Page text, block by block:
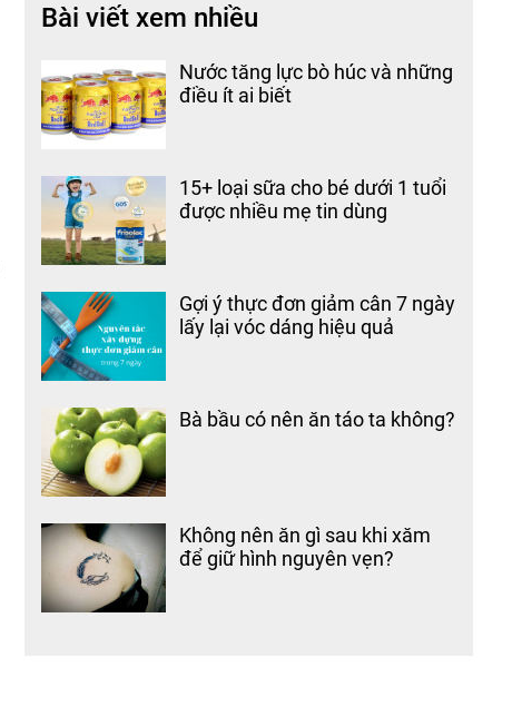
Bài viết xem nhiều
Nước tăng lực bò húc và những
điều ít ai biết
15+ loại sữa cho bé dưới 1 tuổi
được nhiều mẹ tin dùng
Gợi ý thực đơn giảm cân 7 ngày
lấy lại vóc dáng hiệu quả
Bà bầu có nên ăn táo ta không?
Không nên ăn gì sau khi xăm
để giữ hình nguyên vẹn?